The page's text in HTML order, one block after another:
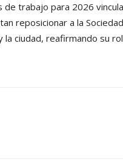
trabajo para 2026
reposicionar a la
la ciudad, reafirmando su